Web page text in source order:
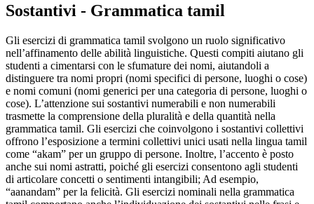
Sostantivi - Grammatica tamil
Gli esercizi di grammatica tamil svolgono un ruolo significativo
nell’affinamento delle abilità linguistiche. Questi compiti aiutano gli
studenti a cimentarsi con le sfumature dei nomi, aiutandoli a
distinguere tra nomi propri (nomi specifici di persone, luoghi o cose)
e nomi comuni (nomi generici per una categoria di persone, luoghi o
cose). L’attenzione sui sostantivi numerabili e non numerabili
trasmette la comprensione della pluralità e della quantità nella
grammatica tamil. Gli esercizi che coinvolgono i sostantivi collettivi
offrono l’esposizione a termini collettivi unici usati nella lingua tamil
come “akam” per un gruppo di persone. Inoltre, l’accento è posto
anche sui nomi astratti, poiché gli esercizi consentono agli studenti
di articolare concetti o sentimenti intangibili; Ad esempio,
“aanandam” per la felicità. Gli esercizi nominali nella grammatica